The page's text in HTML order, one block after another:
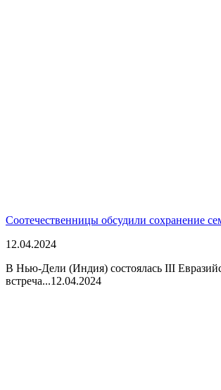
Соотечественницы обсудили сохранение
12.04.2024
В Нью-Дели (Индия) состоялась III
встреча...12.04.2024